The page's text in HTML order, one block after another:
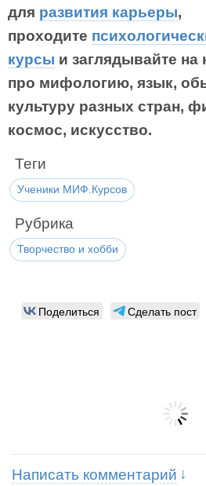
для развития карьеры,
проходите
курсы и заглядывайте на
про мифологию, язык,
культуру разных стран,
космос, искусство.
Теги
Ученики МИФ.Курсов
Рубрика
Творчество и хобби
Поделиться Сделать пост
Написать комментарий